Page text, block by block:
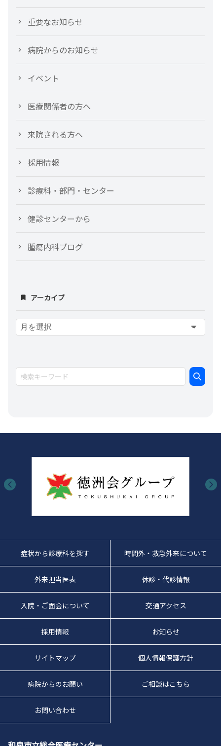
重要なお知らせ
病院からのお知らせ
イベント
医療関係者の方へ
来院される方へ
採用情報
診療科・部門・センター
健診センターから
腫瘍内科ブログ
アーカイブ
ー
カ
症状から診療科を探す 時間外・救急外来について
外来担当医表 休診・代診情報
入院・ご面会について 交通アクセス
採用情報 お知らせ
サイトマップ 個人情報保護方針
病院からのお願い ご相談はこちら
お問い合わせ